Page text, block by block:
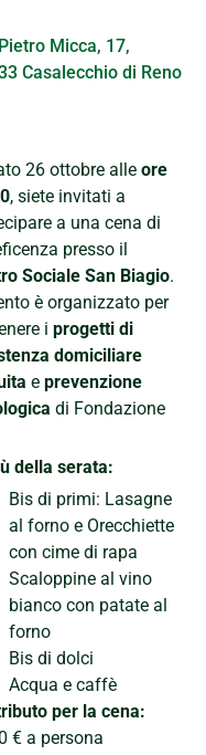
Micca, 17,
Casalecchio di Reno
26 ottobre alleore
, siete invitati a
a una cena di
presso il
Sociale San Biagio.
è organizzato per
iprogetti di
domiciliare
eprevenzione
di Fondazione
della serata:
Bis di primi: Lasagne
al forno e Orecchiette
con cime di rapa
Scaloppine al vino
bianco con patate al
forno
Bis di dolci
Acqua e caffè
per la cena:
€ a persona